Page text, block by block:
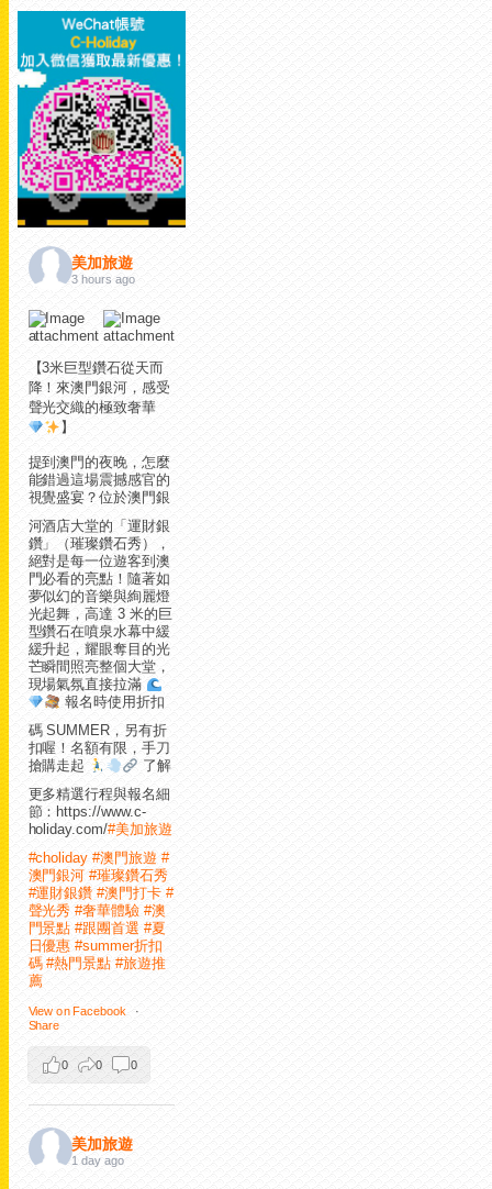
美加旅遊
3 hours ago
【3米巨型鑽石從天而
降！來澳門銀河，感受
聲光交織的極致奢華
】
提到澳門的夜晚，怎麼
能錯過這場震撼感官的
視覺盛宴？位於澳門銀
河酒店大堂的「運財銀
鑽」（璀璨鑽石秀），
絕對是每一位遊客到澳
門必看的亮點！隨著如
夢似幻的音樂與絢麗燈
光起舞，高達 3 米的巨
型鑽石在噴泉水幕中緩
緩升起，耀眼奪目的光
芒瞬間照亮整個大堂，
現場氣氛直接拉滿
報名時使用折扣
碼 SUMMER，另有折
扣喔！名額有限，手刀
搶購走起
了解
更多精選行程與報名細
節：https://www.c-
holiday.com/#美加旅遊
#choliday #澳門旅遊 #
澳門銀河 #璀璨鑽石秀
#運財銀鑽 #澳門打卡 #
聲光秀 #奢華體驗 #澳
門景點 #跟團首選 #夏
日優惠 #summer折扣
碼 #熱門景點 #旅遊推
薦
View on Facebook
·
Share
0 0 0
美加旅遊
1 day ago